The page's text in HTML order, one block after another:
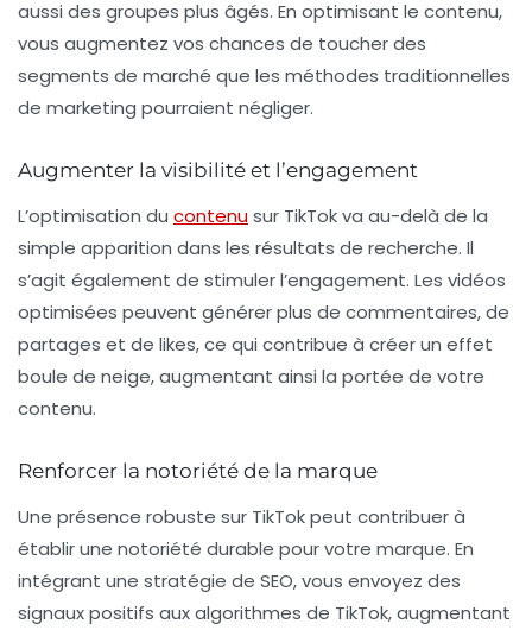
aussi des groupes plus âgés. En optimisant le contenu,
vous augmentez vos chances de toucher des
segments de marché que les méthodes traditionnelles
de marketing pourraient négliger.
Augmenter la visibilité et l’engagement
L’optimisation du contenusur TikTok va au-delà de la
simple apparition dans les résultats de recherche. Il
s’agit également de stimuler l’engagement. Les vidéos
optimisées peuvent générer plus de commentaires, de
partages et de likes, ce qui contribue à créer un effet
boule de neige, augmentant ainsi la portée de votre
contenu.
Renforcer la notoriété de la marque
Une présence robuste sur TikTok peut contribuer à
établir une notoriété durable pour votre marque. En
intégrant une stratégie de SEO, vous envoyez des
signaux positifs aux algorithmes de TikTok, augmentant